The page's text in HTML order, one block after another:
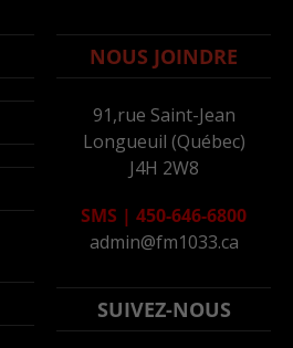
NOUS JOINDRE
91,rue Saint-Jean
Longueuil (Québec)
J4H 2W8
SMS | 450-646-6800
admin@fm1033.ca
SUIVEZ-NOUS